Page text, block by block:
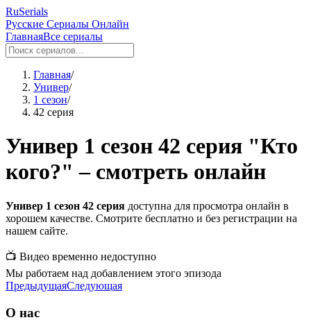
RuSerials
Русские Сериалы Онлайн
ГлавнаяВсе сериалы
Главная/
Универ/
1 сезон/
42 серия
Универ 1 сезон 42 серия "Кто
кого?" – смотреть онлайн
Универ 1 сезон 42 серия доступна для просмотра онлайн в
хорошем качестве. Смотрите бесплатно и без регистрации на
нашем сайте.
📺 Видео временно недоступно
Мы работаем над добавлением этого эпизода
ПредыдущаяСледующая
О нас